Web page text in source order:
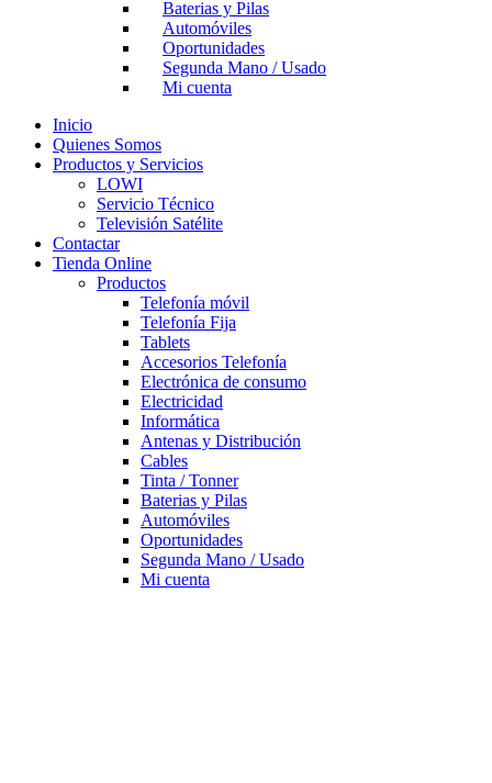
Baterias y Pilas
Automóviles
Oportunidades
Segunda Mano / Usado
Mi cuenta
Inicio
Quienes Somos
Productos y Servicios
LOWI
Servicio Técnico
Televisión Satélite
Contactar
Tienda Online
Productos
Telefonía móvil
Telefonía Fija
Tablets
Accesorios Telefonía
Electrónica de consumo
Electricidad
Informática
Antenas y Distribución
Cables
Tinta / Tonner
Baterias y Pilas
Automóviles
Oportunidades
Segunda Mano / Usado
Mi cuenta